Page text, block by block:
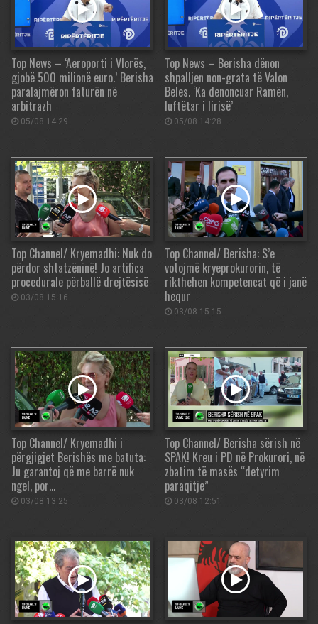
Top News – ‘Aeroporti i Vlorës,
gjobë 500 milionë euro.’ Berisha
paralajmëron faturën në
arbitrazh
05/08 14:29
Top News – Berisha dënon
shpalljen non-grata të Valon
Beles. ‘Ka denoncuar Ramën,
luftëtar i lirisë’
05/08 14:28
Top Channel/ Kryemadhi: Nuk do
përdor shtatzëninë! Jo artifica
procedurale përballë drejtësisë
03/08 15:16
Top Channel/ Berisha: S’e
votojmë kryeprokurorin, të
rikthehen kompetencat që i janë
hequr
03/08 15:15
Top Channel/ Kryemadhi i
përgjigjet Berishës me batuta:
Ju garantoj që me barrë nuk
ngel, por…
03/08 13:25
Top Channel/ Berisha sërish në
SPAK! Kreu i PD në Prokurori, në
zbatim të masës “detyrim
paraqitje”
03/08 12:51